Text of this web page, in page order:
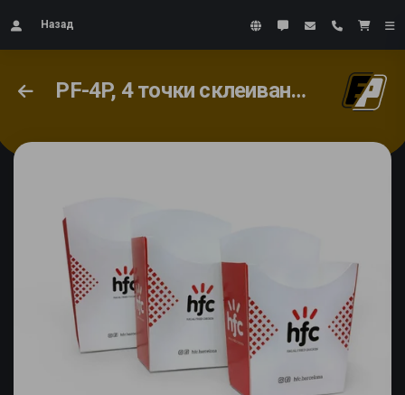
Назад
PF-4P, 4 точки склеивания